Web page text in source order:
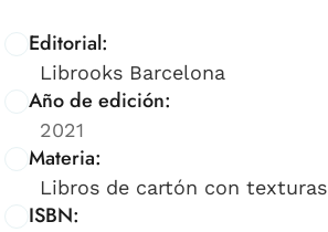
Editorial:
Librooks Barcelona
Año de edición:
2021
Materia:
Libros de cartón con texturas
ISBN: